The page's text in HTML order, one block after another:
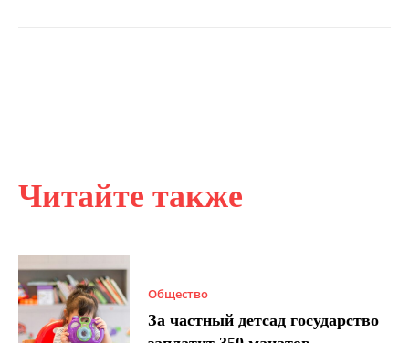
Читайте также
Общество
За частный детсад государство